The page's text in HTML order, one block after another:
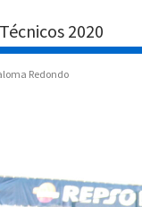
2020
Redondo